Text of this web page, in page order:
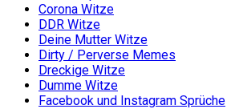
Corona Witze
DDR Witze
Deine Mutter Witze
Dirty / Perverse Memes
Dreckige Witze
Dumme Witze
Facebook und Instagram Sprüche